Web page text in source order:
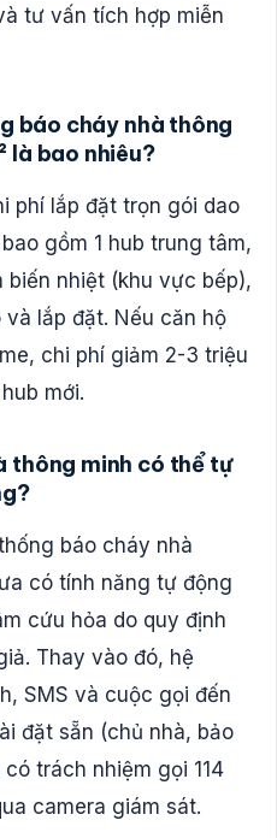
tư vấn tích hợp miễn
báo cháy nhà thông
là bao nhiêu?
phí lắp đặt trọn gói dao
gồm 1 hub trung tâm,
biến nhiệt (khu vực bếp),
và lắp đặt. Nếu căn hộ
chi phí giảm 2-3 triệu
mới.
thông minh có thể tự
báo cháy nhà
có tính năng tự động
cứu hỏa do quy định
Thay vào đó, hệ
SMS và cuộc gọi đến
đặt sẵn (chủ nhà, bảo
trách nhiệm gọi 114
camera giám sát.